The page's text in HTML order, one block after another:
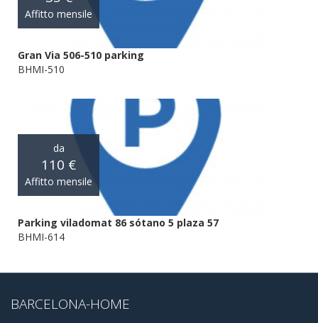
Affitto mensile
Gran Via 506-510 parking
BHMI-510
da
110 €
Affitto mensile
Parking viladomat 86 sótano 5 plaza 57
BHMI-614
BARCELONA-HOME